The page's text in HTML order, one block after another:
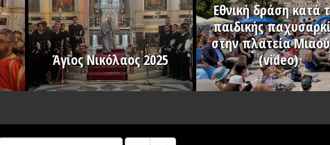
Άγιος Νικόλαος 2025
PLAY
Eθνική δράση κατά
παιδικής
στην πλατεία
(video)
PLAY